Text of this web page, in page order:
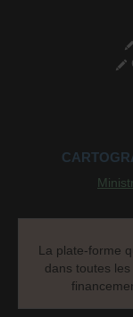
La plate-forme
dans toutes